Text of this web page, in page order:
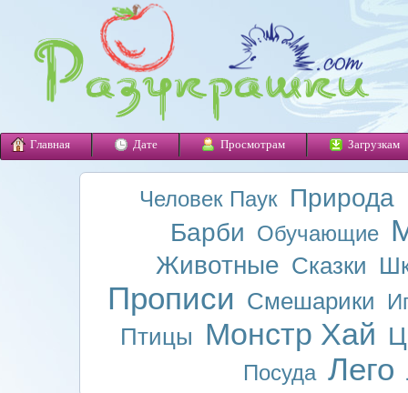
Главная Дате Просмотрам Загрузкам
Человек Паук Природа
Барби Обучающие
Животные Сказки
Прописи Смешарики
Птицы Монстр Хай
Посуда Лего